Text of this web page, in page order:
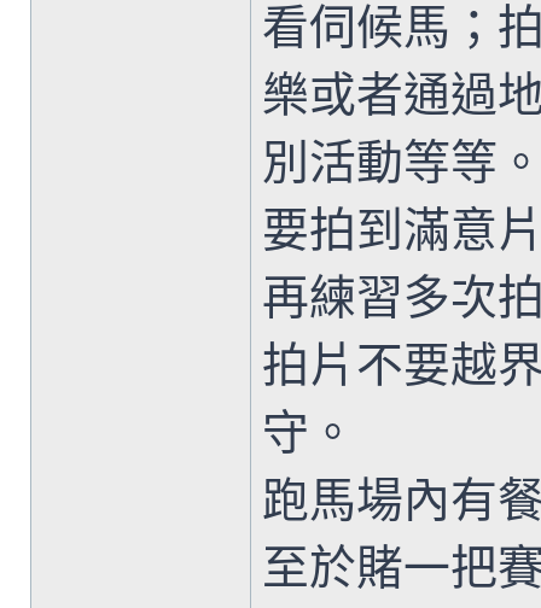
看伺候馬；
樂或者通過
別活動等等
要拍到滿意
再練習多次
拍片不要越
守。
跑馬場內有
至於賭一把